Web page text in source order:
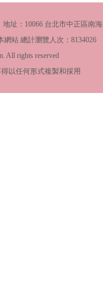
址：10066 台北市中正區南
網站 總計瀏覽人次： 8134026
All rights reserved
以任何形式複製和採用